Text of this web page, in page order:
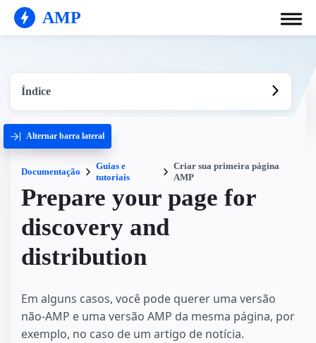
AMP
Índice
Alternar barra lateral
Documentação
Guias e
tutoriais
Criar sua primeira página
AMP
Prepare your page for
discovery and
distribution
Em alguns casos, você pode querer uma versão
não-AMP e uma versão AMP da mesma página, por
exemplo, no caso de um artigo de notícia.